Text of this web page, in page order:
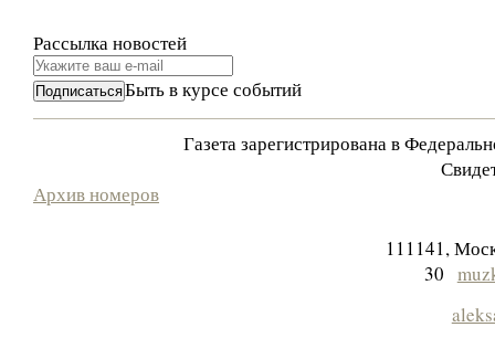
Рассылка новостей
Быть в курсе событий
Газета зарегистрирована в
Архив номеров
111141,
30